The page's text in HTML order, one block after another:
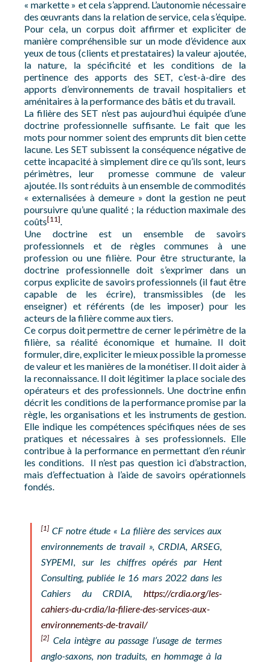
« markette » et cela s’apprend. L’autonomie nécessaire
des œuvrants dans la relation de service, cela s’équipe.
Pour cela, un corpus doit affirmer et expliciter de
manière compréhensible sur un mode d’évidence aux
yeux de tous (clients et prestataires) la valeur ajoutée,
la nature, la spécificité et les conditions de la
pertinence des apports des SET, c’est-à-dire des
apports d’environnements de travail hospitaliers et
aménitaires à la performance des bâtis et du travail.
La filière des SET n’est pas aujourd’hui équipée d’une
doctrine professionnelle suffisante. Le fait que les
mots pour nommer soient des emprunts dit bien cette
lacune. Les SET subissent la conséquence négative de
cette incapacité à simplement dire ce qu’ils sont, leurs
périmètres, leur promesse commune de valeur
ajoutée. Ils sont réduits à un ensemble de commodités
« externalisées à demeure » dont la gestion ne peut
poursuivre qu’une qualité ; la réduction maximale des
coûts[11].
Une doctrine est un ensemble de savoirs
professionnels et de règles communes à une
profession ou une filière. Pour être structurante, la
doctrine professionnelle doit s’exprimer dans un
corpus explicite de savoirs professionnels (il faut être
capable de les écrire), transmissibles (de les
enseigner) et référents (de les imposer) pour les
acteurs de la filière comme aux tiers.
Ce corpus doit permettre de cerner le périmètre de la
filière, sa réalité économique et humaine. Il doit
formuler, dire, expliciter le mieux possible la promesse
de valeur et les manières de la monétiser. Il doit aider à
la reconnaissance. Il doit légitimer la place sociale des
opérateurs et des professionnels. Une doctrine enfin
décrit les conditions de la performance promise par la
règle, les organisations et les instruments de gestion.
Elle indique les compétences spécifiques nées de ses
pratiques et nécessaires à ses professionnels. Elle
contribue à la performance en permettant d’en réunir
les conditions. Il n’est pas question ici d’abstraction,
mais d’effectuation à l’aide de savoirs opérationnels
fondés.
[1]CF notre étude « La filière des services aux
environnements de travail », CRDIA, ARSEG,
SYPEMI, sur les chiffres opérés par Hent
Consulting, publiée le 16 mars 2022 dans les
Cahiers du CRDIA,https://crdia.org/les-
cahiers-du-crdia/la-filiere-des-services-aux-
environnements-de-travail/
[2]Cela intègre au passage l’usage de termes
anglo-saxons, non traduits, en hommage à la